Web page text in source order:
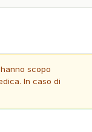
scopo
In caso di